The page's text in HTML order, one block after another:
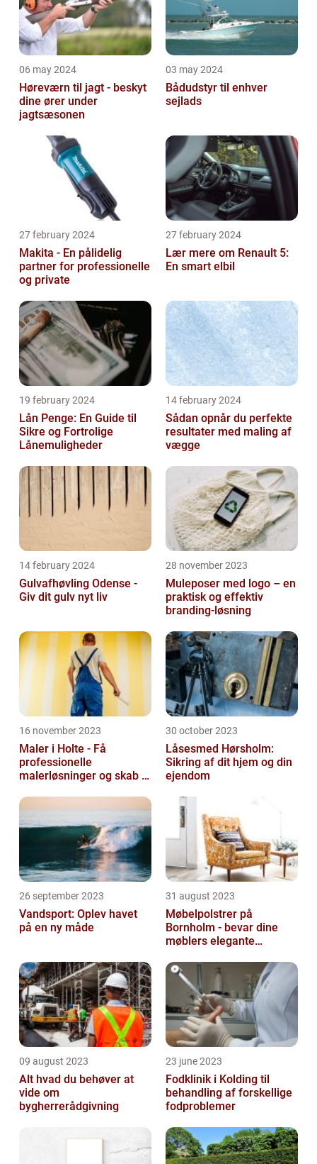
06 may 2024
Høreværn til jagt - beskyt
dine ører under
jagtsæsonen
03 may 2024
Bådudstyr til enhver
sejlads
27 february 2024
Makita - En pålidelig
partner for professionelle
og private
27 february 2024
Lær mere om Renault 5:
En smart elbil
19 february 2024
Lån Penge: En Guide til
Sikre og Fortrolige
Lånemuligheder
14 february 2024
Sådan opnår du perfekte
resultater med maling af
vægge
14 february 2024
Gulvafhøvling Odense -
Giv dit gulv nyt liv
28 november 2023
Muleposer med logo – en
praktisk og effektiv
branding-løsning
16 november 2023
Maler i Holte - Få
professionelle
malerløsninger og skab et
30 october 2023
Låsesmed Hørsholm:
Sikring af dit hjem og din
ejendom
26 september 2023
Vandsport: Oplev havet
på en ny måde
31 august 2023
Møbelpolstrer på
Bornholm - bevar dine
møblers elegante
09 august 2023
Alt hvad du behøver at
vide om
bygherrerådgivning
23 june 2023
Fodklinik i Kolding til
behandling af forskellige
fodproblemer